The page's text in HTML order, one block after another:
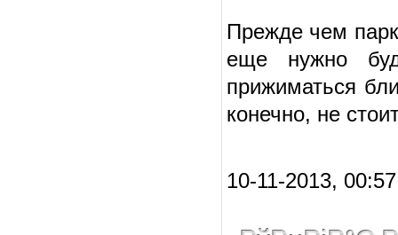
Прежде чем
еще нужно
прижиматься
конечно, не
10-11-2013,